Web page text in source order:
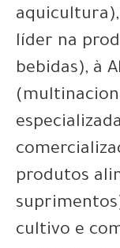
líder na
bebidas), à
produtos
cultivo e